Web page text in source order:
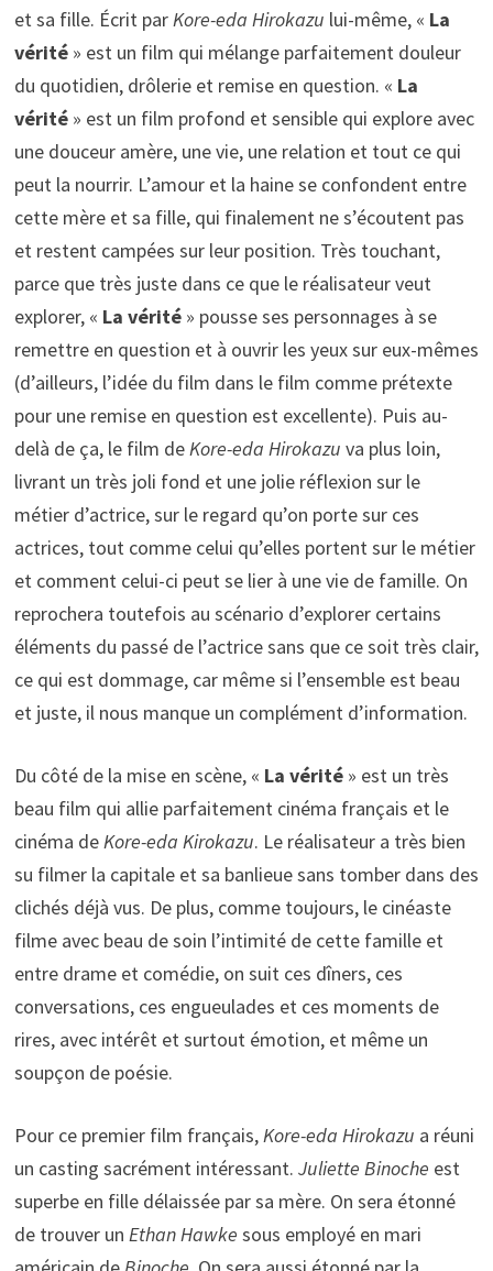
et sa fille. Écrit parKore-eda Hirokazu lui-même, « La
vérité» est un film qui mélange parfaitement douleur
du quotidien, drôlerie et remise en question. « La
vérité» est un film profond et sensible qui explore avec
une douceur amère, une vie, une relation et tout ce qui
peut la nourrir. L’amour et la haine se confondent entre
cette mère et sa fille, qui finalement ne s’écoutent pas
et restent campées sur leur position. Très touchant,
parce que très juste dans ce que le réalisateur veut
explorer, « La vérité» pousse ses personnages à se
remettre en question et à ouvrir les yeux sur eux-mêmes
(d’ailleurs, l’idée du film dans le film comme prétexte
pour une remise en question est excellente). Puis au-
delà de ça, le film deKore-eda Hirokazu va plus loin,
livrant un très joli fond et une jolie réflexion sur le
métier d’actrice, sur le regard qu’on porte sur ces
actrices, tout comme celui qu’elles portent sur le métier
et comment celui-ci peut se lier à une vie de famille. On
reprochera toutefois au scénario d’explorer certains
éléments du passé de l’actrice sans que ce soit très clair,
ce qui est dommage, car même si l’ensemble est beau
et juste, il nous manque un complément d’information.
Du côté de la mise en scène, « La vérité» est un très
beau film qui allie parfaitement cinéma français et le
cinéma deKore-eda Kirokazu. Le réalisateur a très bien
su filmer la capitale et sa banlieue sans tomber dans des
clichés déjà vus. De plus, comme toujours, le cinéaste
filme avec beau de soin l’intimité de cette famille et
entre drame et comédie, on suit ces dîners, ces
conversations, ces engueulades et ces moments de
rires, avec intérêt et surtout émotion, et même un
soupçon de poésie.
Pour ce premier film français,Kore-eda Hirokazu a réuni
un casting sacrément intéressant. Juliette Binoche est
superbe en fille délaissée par sa mère. On sera étonné
de trouver un Ethan Hawke sous employé en mari